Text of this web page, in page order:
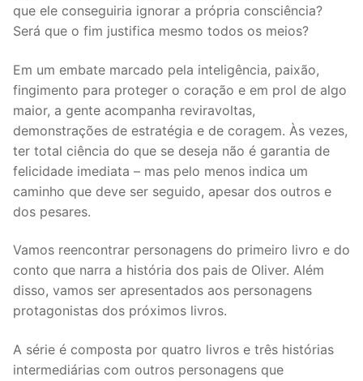
que ele conseguiria ignorar a própria consciência?
Será que o fim justifica mesmo todos os meios?
Em um embate marcado pela inteligência, paixão,
fingimento para proteger o coração e em prol de algo
maior, a gente acompanha reviravoltas,
demonstrações de estratégia e de coragem. Às vezes,
ter total ciência do que se deseja não é garantia de
felicidade imediata – mas pelo menos indica um
caminho que deve ser seguido, apesar dos outros e
dos pesares.
Vamos reencontrar personagens do primeiro livro e do
conto que narra a história dos pais de Oliver. Além
disso, vamos ser apresentados aos personagens
protagonistas dos próximos livros.
A série é composta por quatro livros e três histórias
intermediárias com outros personagens que